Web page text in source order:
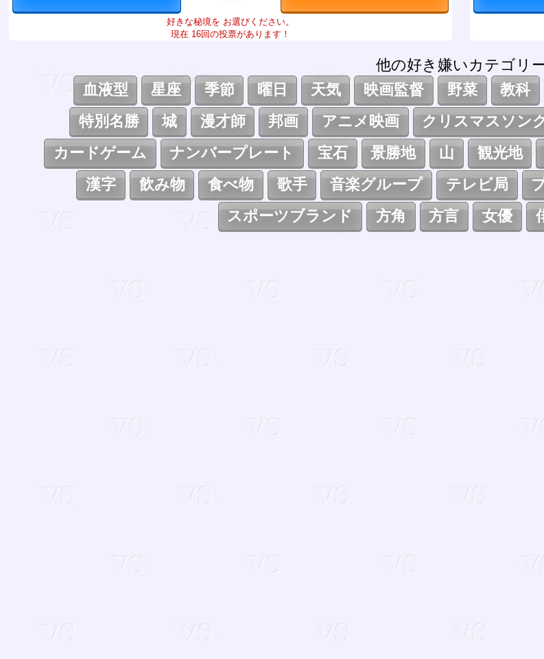
好きな秘境を お選びください。
現在 16回の投票があります！
他の好き嫌いカテゴリ
血液型
星座 季節 曜日 天気 映画監督 野菜 教科
特別名勝
城 漫才師 邦画 アニメ映画 クリスマスソン
カードゲーム
ナンバープレート 宝石 景勝地 山 観光地
漢字
飲み物 食べ物 歌手 音楽グループ テレビ局
スポーツブランド
方角 方言 女優